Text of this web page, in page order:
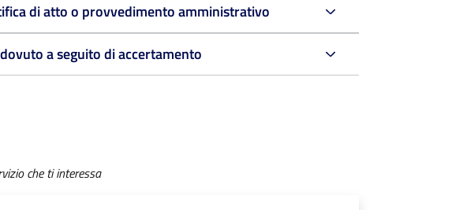
di atto o provvedimento amministrativo
a seguito di accertamento
che ti interessa